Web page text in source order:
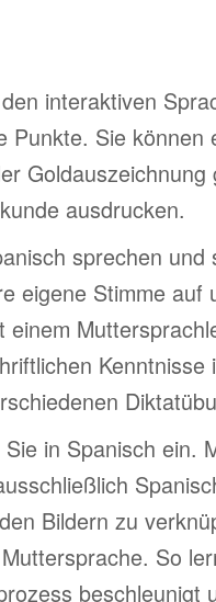
interaktiven
Punkte. Sie können
ausdrucken.
sprechen
eigene Stimme auf
einem
in Spanisch ein.
Bildern zu
So
beschleunigt